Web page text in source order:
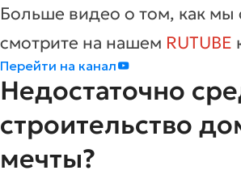
Больше видео о том, как мы
смотрите на нашем RUTUBE
Перейти на канал
Недостаточно
строительство
мечты?